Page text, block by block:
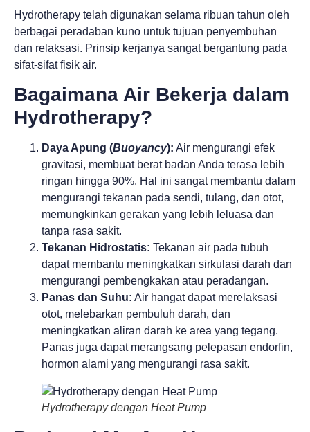
Hydrotherapy telah digunakan selama ribuan tahun oleh
berbagai peradaban kuno untuk tujuan penyembuhan
dan relaksasi. Prinsip kerjanya sangat bergantung pada
sifat-sifat fisik air.
Bagaimana Air Bekerja dalam
Hydrotherapy?
Daya Apung (Buoyancy): Air mengurangi efek
gravitasi, membuat berat badan Anda terasa lebih
ringan hingga 90%. Hal ini sangat membantu dalam
mengurangi tekanan pada sendi, tulang, dan otot,
memungkinkan gerakan yang lebih leluasa dan
tanpa rasa sakit.
Tekanan Hidrostatis: Tekanan air pada tubuh
dapat membantu meningkatkan sirkulasi darah dan
mengurangi pembengkakan atau peradangan.
Panas dan Suhu: Air hangat dapat merelaksasi
otot, melebarkan pembuluh darah, dan
meningkatkan aliran darah ke area yang tegang.
Panas juga dapat merangsang pelepasan endorfin,
hormon alami yang mengurangi rasa sakit.
Hydrotherapy dengan Heat Pump